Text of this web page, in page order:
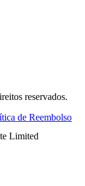
reservados.
de Reembolso
Limited